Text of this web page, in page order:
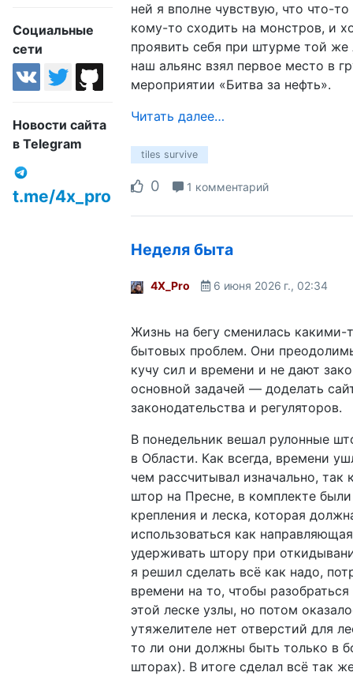
Социальные
сети
Новости сайта
в Telegram
t.me/4x_pro
ней я вполне чувствую, что что-
кому-то сходить на монстров, и
проявить себя при штурме той
наш альянс взял первое место в
мероприятии «Битва за нефть».
Читать далее…
tiles survive
0 1 комментарий
Неделя быта
4X_Pro 6 июня 2026 г., 02:34
Жизнь на бегу сменилась
бытовых проблем. Они
кучу сил и времени и не дают
основной задачей — доделать
законодательства и регуляторов.
В понедельник вешал рулонные
в Области. Как всегда, времени
чем рассчитывал изначально, так
штор на Пресне, в комплекте
крепления и леска, которая
использоваться как
удерживать штору при
я решил сделать всё как надо,
времени на то, чтобы разобраться
этой леске узлы, но потом
утяжелителе нет отверстий для
то ли они должны быть только в
шторах). В итоге сделал всё так